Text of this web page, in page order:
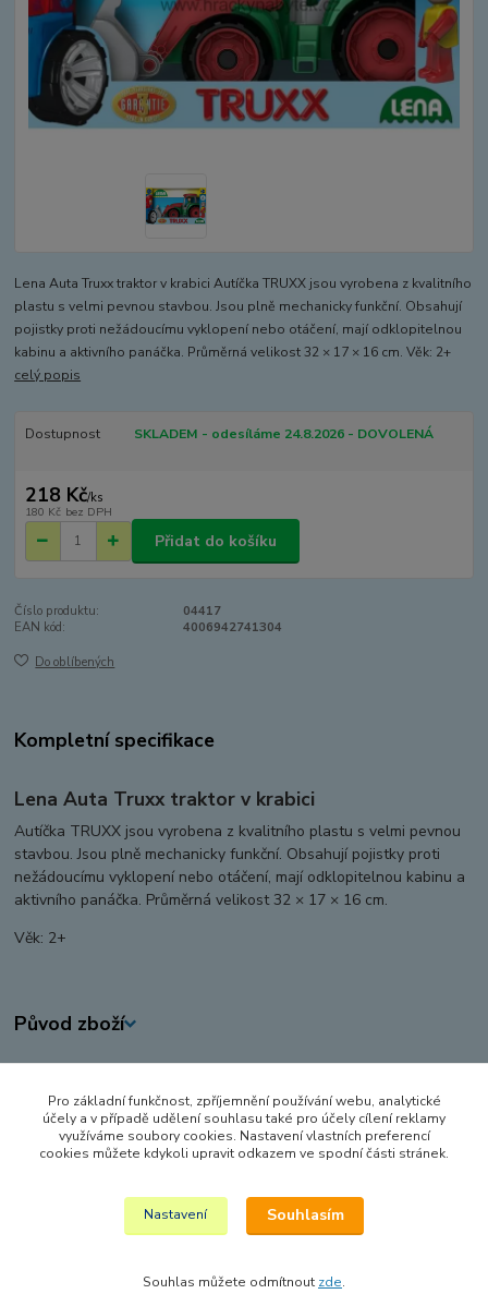
Lena Auta Truxx traktor v krabici Autíčka TRUXX jsou vyrobena z kvalitního
plastu s velmi pevnou stavbou. Jsou plně mechanicky funkční. Obsahují
pojistky proti nežádoucímu vyklopení nebo otáčení, mají odklopitelnou
kabinu a aktivního panáčka. Průměrná velikost 32 × 17 × 16 cm. Věk: 2+
celý popis
Dostupnost SKLADEM - odesíláme 24.8.2026 - DOVOLENÁ
218 Kč/ks
180 Kč bez DPH
Přidat do košíku
Číslo produktu:
04417
EAN kód:
4006942741304
Do oblíbených
Kompletní specifikace
Lena Auta Truxx traktor v krabici
Autíčka TRUXX jsou vyrobena z kvalitního plastu s velmi pevnou
stavbou. Jsou plně mechanicky funkční. Obsahují pojistky proti
nežádoucímu vyklopení nebo otáčení, mají odklopitelnou kabinu a
aktivního panáčka. Průměrná velikost 32 × 17 × 16 cm.
Věk: 2+
Původ zboží
Zboží zařazeno v kategoriích
AUTA, LODĚ, LETADLA
HRAČKY NA VEN A SPORT
Pro základní funkčnost, zpříjemnění používání webu, analytické
účely a v případě udělení souhlasu také pro účely cílení reklamy
využíváme soubory cookies. Nastavení vlastních preferencí
cookies můžete kdykoli upravit odkazem ve spodní části stránek.
Nastavení Souhlasím
Souhlas můžete odmítnout zde.